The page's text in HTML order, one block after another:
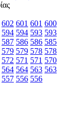
602 601 601 600
594 594 593 593
587 586 586 585
579 579 578 578
572 571 571 570
564 564 563 563
557 556 556